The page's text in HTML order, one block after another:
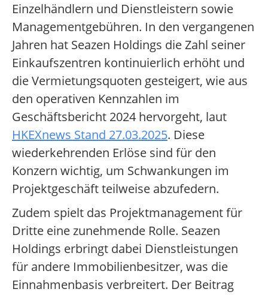
Einzelhändlern und Dienstleistern sowie
Managementgebühren. In den vergangenen
Jahren hat Seazen Holdings die Zahl seiner
Einkaufszentren kontinuierlich erhöht und
die Vermietungsquoten gesteigert, wie aus
den operativen Kennzahlen im
Geschäftsbericht 2024 hervorgeht, laut
HKEXnews Stand 27.03.2025. Diese
wiederkehrenden Erlöse sind für den
Konzern wichtig, um Schwankungen im
Projektgeschäft teilweise abzufedern.
Zudem spielt das Projektmanagement für
Dritte eine zunehmende Rolle. Seazen
Holdings erbringt dabei Dienstleistungen
für andere Immobilienbesitzer, was die
Einnahmenbasis verbreitert. Der Beitrag